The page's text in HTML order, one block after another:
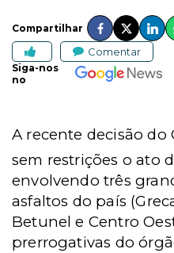
Compartilhar
Comentar
Siga-nos
no
A recente decisão do
sem restrições o ato
envolvendo três
asfaltos do país
Betunel e Centro
prerrogativas do